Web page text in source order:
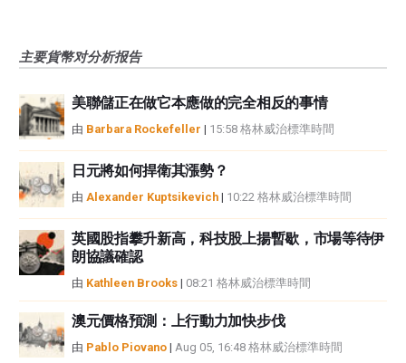
主要貨幣对分析报告
美聯儲正在做它本應做的完全相反的事情
由 Barbara Rockefeller | 15:58 格林威治標準時間
日元將如何捍衛其漲勢？
由 Alexander Kuptsikevich | 10:22 格林威治標準時間
英國股指攀升新高，科技股上揚暫歇，市場等待伊
朗協議確認
由 Kathleen Brooks | 08:21 格林威治標準時間
澳元價格預測：上行動力加快步伐
由 Pablo Piovano | Aug 05, 16:48 格林威治標準時間